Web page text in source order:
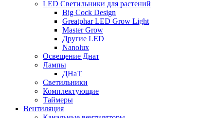
LED Светильники для растений
Big Cock Design
Greatphar LED Grow Light
Master Grow
Другие LED
Nanolux
Освещение Днат
Лампы
ДНаТ
Светильники
Комплектующие
Таймеры
Вентиляция